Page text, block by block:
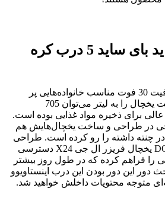
یخچال فریزر ساید بای ساید 5 درب کره
یخچال فریزر X24 با ظرفیت 30 فوت مناسب خانواده‌هایی پر
جمعیت بوده است، ظرفیت یخچال را به لیتر می‌توان 705
برای ذخیره مواد غذایی بوده است.
جی در طراحی و ساخت یخچال‌هایش هم
چنته داشته را رو کرده است. طراحی
پنج درب DOOR IN DOOR یخچال فریزر ال جی X24 دسترسی
را فراهم کرده که در طول روز بیشتر
دور این دور بودن این درب اینستاویوو
متوجه محتویات داخلش خواهید شد.